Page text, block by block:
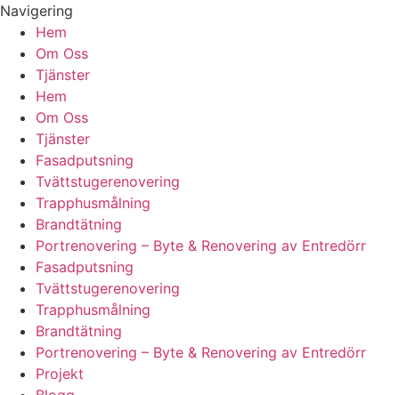
Navigering
Hem
Om Oss
Tjänster
Hem
Om Oss
Tjänster
Fasadputsning
Tvättstugerenovering
Trapphusmålning
Brandtätning
Portrenovering – Byte & Renovering av Entredörr
Fasadputsning
Tvättstugerenovering
Trapphusmålning
Brandtätning
Portrenovering – Byte & Renovering av Entredörr
Projekt